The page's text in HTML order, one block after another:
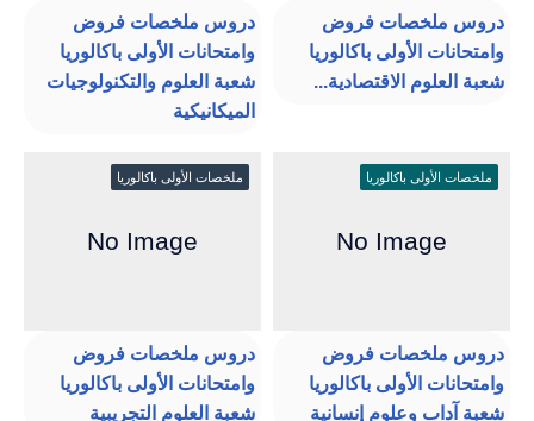
دروس ملخصات فروض
وامتحانات الأولى باكالوريا
شعبة العلوم الاقتصادية...
دروس ملخصات فروض
وامتحانات الأولى باكالوريا
شعبة العلوم والتكنولوجيات
الميكانيكية
ملخصات الأولى باكالوريا
دروس ملخصات فروض
وامتحانات الأولى باكالوريا
شعبة آداب وعلوم إنسانية
ملخصات الأولى باكالوريا
دروس ملخصات فروض
وامتحانات الأولى باكالوريا
شعبة العلوم التجريبية